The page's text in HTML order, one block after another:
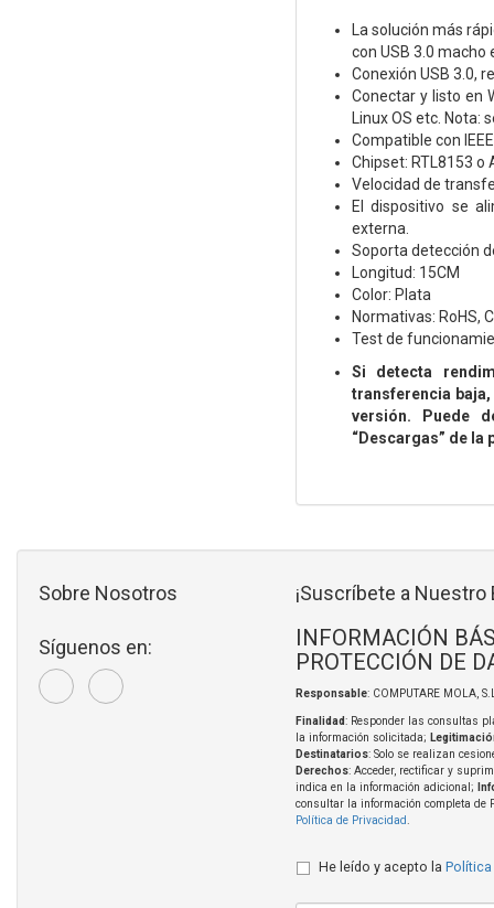
La solución más
con USB 3.0
Conexión USB 3.0,
Conectar y listo en
Linux OS etc.
Compatible con
Chipset: RTL8153 o
Velocidad de
El dispositivo se
externa.
Soporta detección
Longitud: 15CM
Color: Plata
Normativas: RoHS,
Test de
Si detecta
transferencia
versión. Puede
“Descargas” de
Sobre Nosotros
Síguenos en:
¡Suscríbete a Nuestro
INFORMACIÓN
PROTECCIÓN DE
Responsable: COMPUTARE MOLA,
Finalidad: Responder las consultas
la información solicitada;
Destinatarios: Solo se realizan
Derechos: Acceder, rectificar y
indica en la información adicional;
consultar la información completa de
Política de Privacidad
He leído y acepto la Política